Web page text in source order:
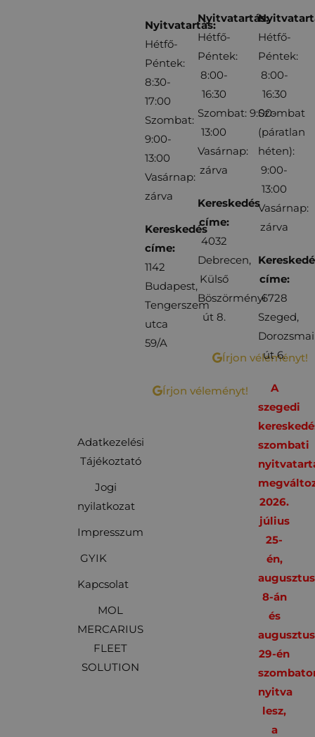
Adatkezelési
Tájékoztató
Jogi
nyilatkozat
Impresszum
GYIK
Kapcsolat
MOL
MERCARIUS
FLEET
SOLUTION
Nyitvatartás:
Hétfő-
Péntek:
8:30-
17:00
Szombat:
9:00-
13:00
Vasárnap:
zárva
Kereskedés
címe:
1142
Budapest,
Tengerszem
utca
59/A
Írjon véleményt!
Nyitvatartás:
Hétfő-
Péntek:
8:00-
16:30
Szombat: 9:00-
13:00
Vasárnap:
zárva
Kereskedés
címe:
4032
Debrecen,
Külső
Böszörményi
út 8.
Írjon véleményt!
Hétfő-
Péntek:
8:00-
16:30
Szombat
(páratlan
héten):
9:00-
13:00
Vasárnap:
zárva
címe:
6728
Szeged,
Dorozsmai
út 6.
A
szegedi
szombati
2026.
július
25-
én,
augusztus
8-án
és
augusztus
29-én
nyitva
lesz,
a